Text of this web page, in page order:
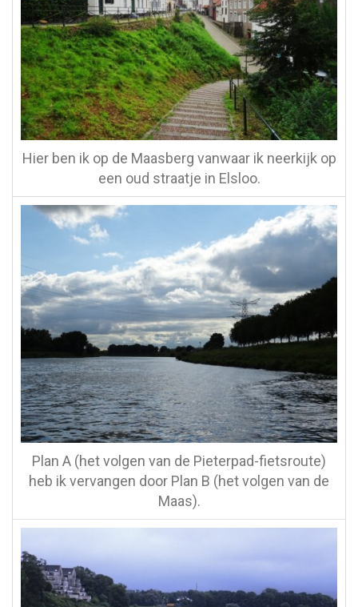
Hier ben ik op de Maasberg vanwaar ik neerkijk op
een oud straatje in Elsloo.
Plan A (het volgen van de Pieterpad-fietsroute)
heb ik vervangen door Plan B (het volgen van de
Maas).